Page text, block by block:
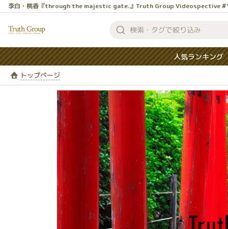
李白・桃香『through the majestic gate.』Truth Group Videospective
索
す
る
人気ランキング
トップページ